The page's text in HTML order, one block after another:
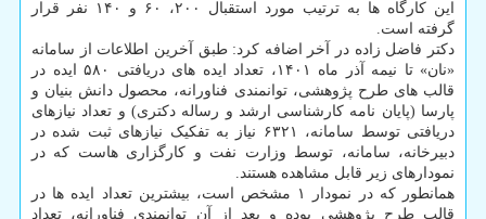
این کارگاه ها به ترتیب مورد استقبال ۲۰۰، ۶۰ و ۱۴۰ نفر قرار
گرفته است.
دکتر فاضل زاده در آخر اضافه کرد: طبق آخرین اطلاعات از سامانه
«نان» تا نیمه آذر ماه ۱۴۰۱، تعداد ایده های دریافتی ۵۸۰ ایده در
قالب های طرح پژوهشی، توانمندی فناورانه، محصول دانش بنیان و
پارسا (پایان نامه کارشناسی ارشد و رساله دکتری) و تعداد نیازهای
دریافتی توسط سامانه، ۶۳۲۱ نیاز به تفکیک نیازهای ثبت شده در
دبیرخانه، سامانه، توسط وزارت نفت و کارگزاری هاست که در
نمودارهای زیر قابل مشاهده هستند.
همانطور که در نمودار ۱ مشخص است، بیشترین تعداد ایده ها در
قالب طرح پژوهشی بوده و بعد از آن توانمندی فناورانه، تعداد